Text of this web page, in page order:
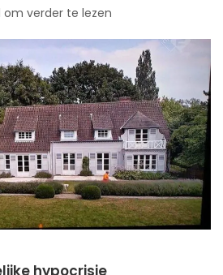
om verder te lezen